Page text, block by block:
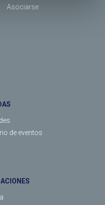
Asociarse
de eventos